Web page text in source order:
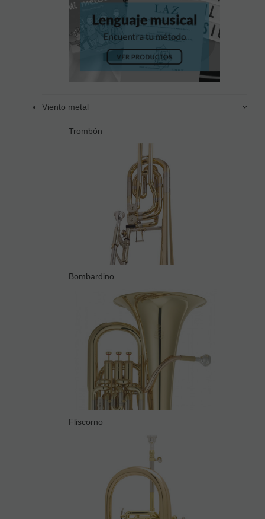
Viento metal
Trombón
Bombardino
Fliscorno